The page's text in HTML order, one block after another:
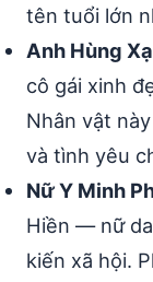
tên tuổi lớn
Anh Hùng
cô gái xinh
Nhân vật
và tình yêu
Nữ Y Minh
Hiền — nữ
kiến xã hội.